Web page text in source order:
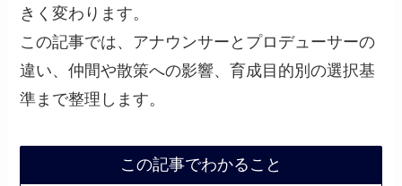
きく変わります。
この記事では、アナウンサーとプロデューサーの
違い、仲間や散策への影響、育成目的別の選択基
準まで整理します。
この記事でわかること